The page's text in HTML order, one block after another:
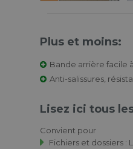
Plus et moins:
Bande arrière facile
Anti-salissures,
Lisez ici tous
Convient pour
Fichiers et dossiers :